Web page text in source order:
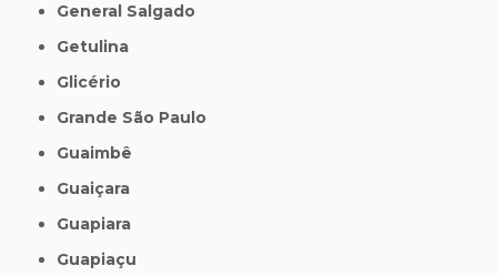
General Salgado
Getulina
Glicério
Grande São Paulo
Guaimbê
Guaiçara
Guapiara
Guapiaçu